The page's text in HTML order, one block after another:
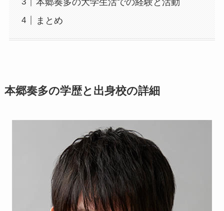
まとめ
本郷奏多の学歴と出身校の詳細